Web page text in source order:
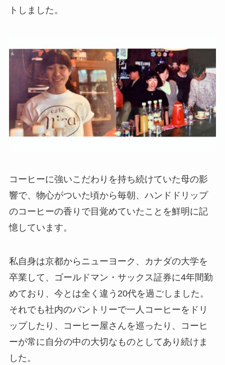
トしました。
コーヒーに強いこだわりを持ち続けていた母の影
響で、物心がついた頃から毎朝、ハンドドリップ
のコーヒーの香りで目覚めていたことを鮮明に記
憶しています。
私自身は京都からニューヨーク、カナダの大学を
卒業して、ゴールドマン・サックス証券に4年間勤
めており、今とは全く違う20代を過ごしました。
それでも社内のパントリーで一人コーヒーをドリ
ップしたり、コーヒー屋さんを巡ったり、コーヒ
ーが常に自分の中の大切なものとしてあり続けま
した。